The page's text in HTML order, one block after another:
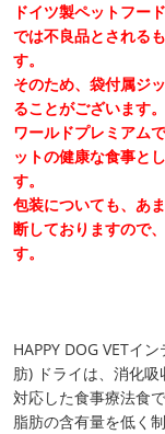
ドイツ製ペットフー
では不良品とされる
す。
そのため、袋付属ジ
ることがございます。
ワールドプレミアム
ットの健康な食事と
す。
包装についても、あ
断しておりますので
す。
HAPPY DOG VETイ
肪) ドライは、消化
対応した食事療法食で
脂肪の含有量を低く